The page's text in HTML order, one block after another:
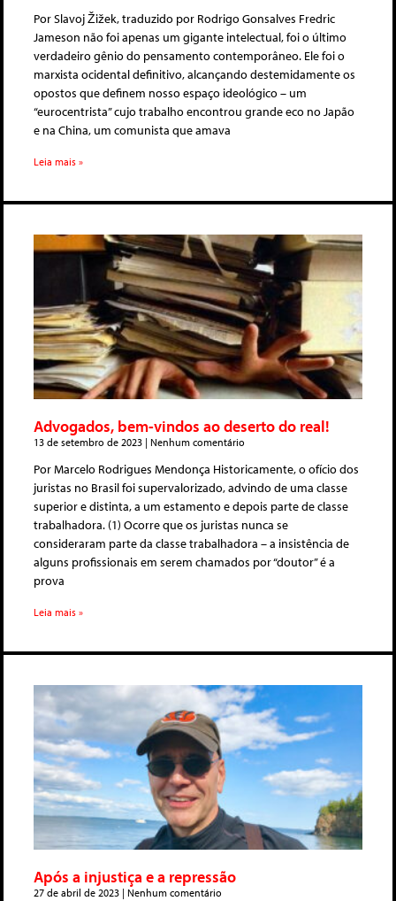
Por Slavoj Žižek, traduzido por Rodrigo Gonsalves Fredric
Jameson não foi apenas um gigante intelectual, foi o último
verdadeiro gênio do pensamento contemporâneo. Ele foi o
marxista ocidental definitivo, alcançando destemidamente os
opostos que definem nosso espaço ideológico – um
“eurocentrista” cujo trabalho encontrou grande eco no Japão
e na China, um comunista que amava
Leia mais »
Advogados, bem-vindos ao deserto do real!
13 de setembro de 2023 Nenhum comentário
Por Marcelo Rodrigues Mendonça Historicamente, o ofício dos
juristas no Brasil foi supervalorizado, advindo de uma classe
superior e distinta, a um estamento e depois parte de classe
trabalhadora. (1) Ocorre que os juristas nunca se
consideraram parte da classe trabalhadora – a insistência de
alguns profissionais em serem chamados por “doutor” é a
prova
Leia mais »
Após a injustiça e a repressão
27 de abril de 2023 Nenhum comentário